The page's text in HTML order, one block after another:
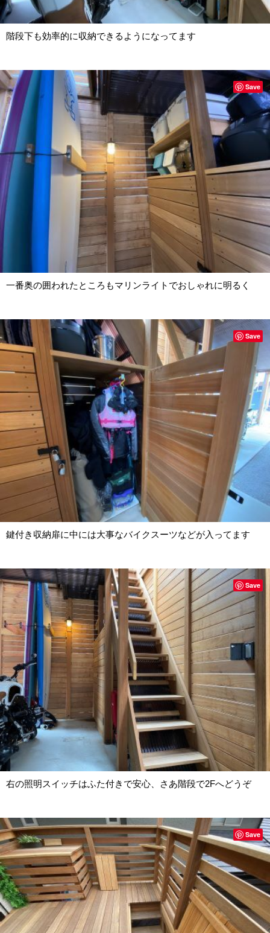
階段下も効率的に収納できるようになってます
一番奥の囲われたところもマリンライトでおしゃれに明るく
Save
鍵付き収納扉に中には大事なバイクスーツなどが入ってます
Save
右の照明スイッチはふた付きで安心、さあ階段で2Fへどうぞ
Save
Save